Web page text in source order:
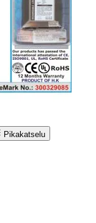
Pikakatselu